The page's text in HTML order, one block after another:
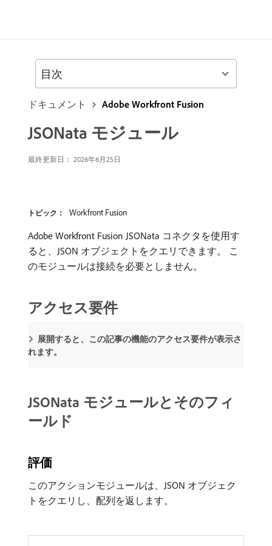
ドキュメント Adobe Workfront Fusion
JSONata モジュール
最終更新日： 2026年6月25日
トピック： Workfront Fusion
Adobe Workfront Fusion JSONata コネクタを使用す
ると、JSON オブジェクトをクエリできます。 こ
のモジュールは接続を必要としません。
アクセス要件
展開すると、この記事の機能のアクセス要件が表示さ
れます。
JSONata モジュールとそのフィ
ールド
評価
このアクションモジュールは、JSON オブジェク
トをクエリし、配列を返します。
目次